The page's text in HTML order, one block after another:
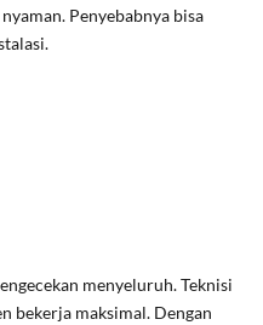
Penyebabnya bisa
menyeluruh. Teknisi
bekerja maksimal. Dengan